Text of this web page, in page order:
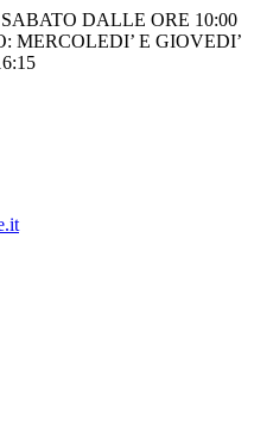
DALLE ORE 10:00
MERCOLEDI’ E GIOVEDI’